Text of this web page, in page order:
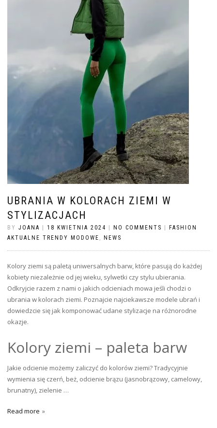
UBRANIA W KOLORACH ZIEMI W
STYLIZACJACH
BY JOANA 18 KWIETNIA 2024 NO COMMENTS
FASHION
AKTUALNE TRENDY MODOWE , NEWS
Kolory ziemi są paletą uniwersalnych barw, które pasują do każdej
kobiety niezależnie od jej wieku, sylwetki czy stylu ubierania.
Odkryjcie razem z nami o jakich odcieniach mowa jeśli chodzi o
ubrania w kolorach ziemi. Poznajcie najciekawsze modele ubrań i
dowiedzcie się jak komponować udane stylizacje na różnorodne
okazje.
Kolory ziemi – paleta barw
Jakie odcienie możemy zaliczyć do kolorów ziemi? Tradycyjnie
wymienia się czerń, beż, odcienie brązu (jasnobrązowy, camelowy,
brunatny), zielenie …
Read more